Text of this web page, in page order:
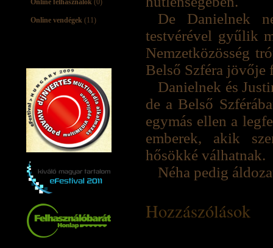
Online felhasználók (0)
Online vendégek (11)
De Danielnek
testvérével gyűlik
Nemzetközösség
Belső Szféra jövője
Danielnek és
de a Belső
egymás ellen a
emberek, akik
hősökké válhatnak.
Néha pedig
Hozzászólások